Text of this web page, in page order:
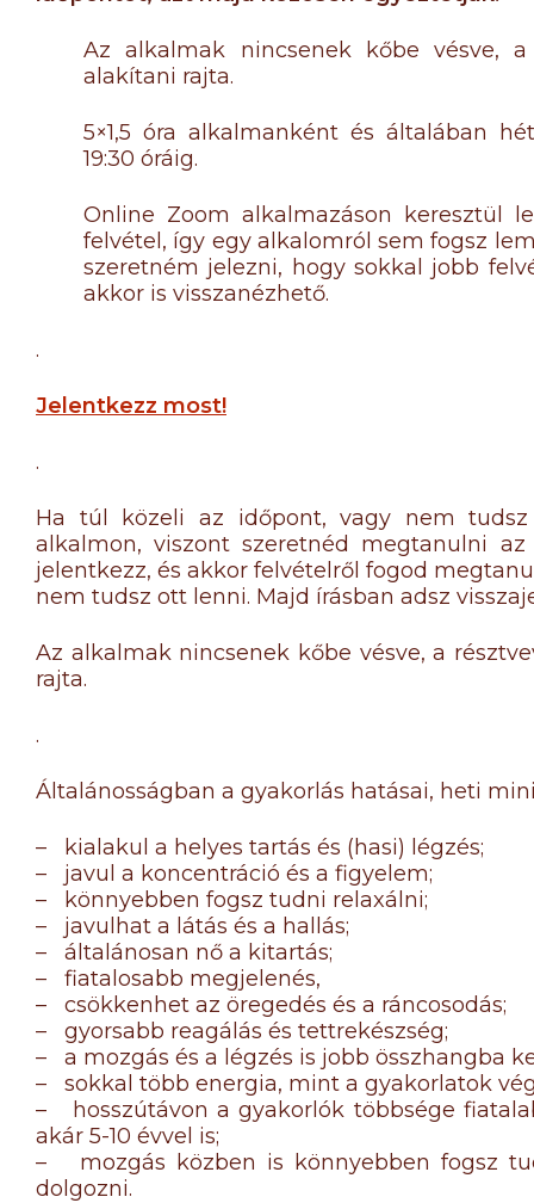
Az alkalmak nincsenek kőbe vésve,
alakítani rajta.
5×1,5 óra alkalmanként és általában
19:30 óráig.
Online Zoom alkalmazáson keresztül
felvétel, így egy alkalomról sem fogsz
szeretném jelezni, hogy sokkal jobb
akkor is visszanézhető.
.
Jelentkezz most!
.
Ha túl közeli az időpont, vagy nem
alkalmon, viszont szeretnéd megtanulni
jelentkezz, és akkor felvételről fogod
nem tudsz ott lenni. Majd írásban adsz
Az alkalmak nincsenek kőbe vésve, a
rajta.
.
Általánosságban a gyakorlás hatásai, heti
– kialakul a helyes tartás és (hasi) légzés;
– javul a koncentráció és a figyelem;
– könnyebben fogsz tudni relaxálni;
– javulhat a látás és a hallás;
– általánosan nő a kitartás;
– fiatalosabb megjelenés,
– csökkenhet az öregedés és a ráncosodás;
– gyorsabb reagálás és tettrekészség;
– a mozgás és a légzés is jobb összhangba
– sokkal több energia, mint a gyakorlatok
– hosszútávon a gyakorlók többsége
akár 5-10 évvel is;
– mozgás közben is könnyebben fogsz
dolgozni.